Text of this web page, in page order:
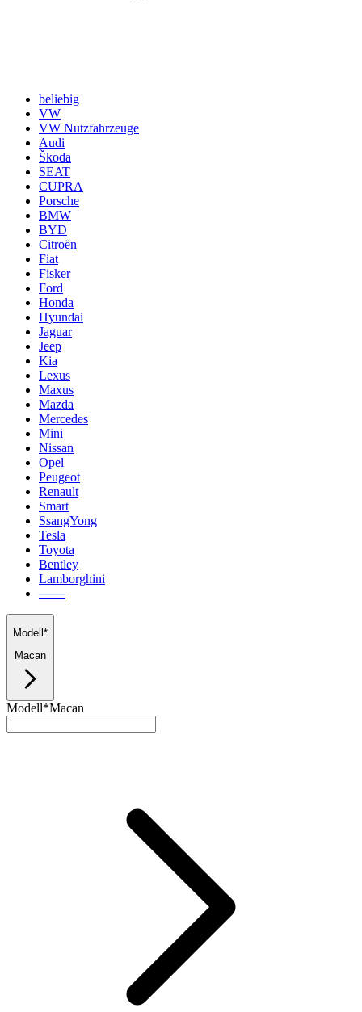
beliebig
VW
VW Nutzfahrzeuge
Audi
Škoda
SEAT
CUPRA
Porsche
BMW
BYD
Citroën
Fiat
Fisker
Ford
Honda
Hyundai
Jaguar
Jeep
Kia
Lexus
Maxus
Mazda
Mercedes
Mini
Nissan
Opel
Peugeot
Renault
Smart
SsangYong
Tesla
Toyota
Bentley
Lamborghini
───
Modell*
Macan
Modell*Macan